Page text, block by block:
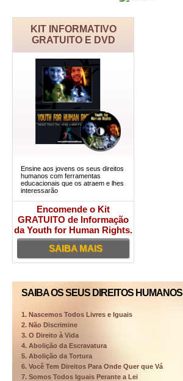
KIT INFORMATIVO
GRATUITO E DVD
Ensine aos jovens os seus direitos
humanos com ferramentas
educacionais que os atraem e lhes
interessarão
Encomende o Kit
GRATUITO de Informação
da Youth for Human Rights.
SAIBA MAIS
SAIBA OS SEUS DIREITOS HUMANOS
1. Nascemos Todos Livres e Iguais
2. Não Discrimine
3. O Direito à Vida
4. Abolição da Escravatura
5. Abolição da Tortura
6. Você Tem Direitos Para Onde Quer que Vá
7. Somos Todos Iguais Perante a Lei